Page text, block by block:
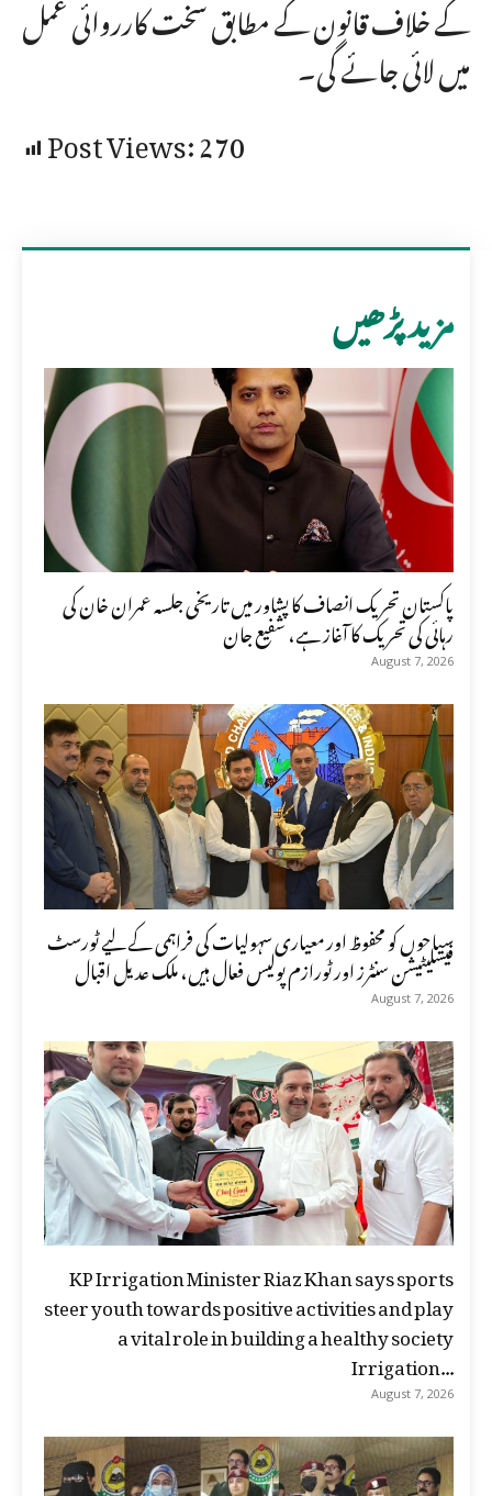
کے خلاف قانون کے مطابق سخت کارروائی عمل
میں لائی جائے گی۔
Post Views:270
مزید پڑھیں
پاکستان تحریک انصاف کا پشاور میں تاریخی جلسہ عمران خان کی
رہائی کی تحریک کا آغاز ہے، شفیع جان
August 7, 2026
سیاحوں کو محفوظ اور معیاری سہولیات کی فراہمی کے لیے ٹورسٹ
فیسلیٹیشن سنٹرز اور ٹورازم پولیس فعال ہیں، ملک عدیل اقبال
August 7, 2026
KP Irrigation Minister Riaz Khan says sports
steer youth towards positive activities and play
a vital role in building a healthy society
Irrigation...
August 7, 2026